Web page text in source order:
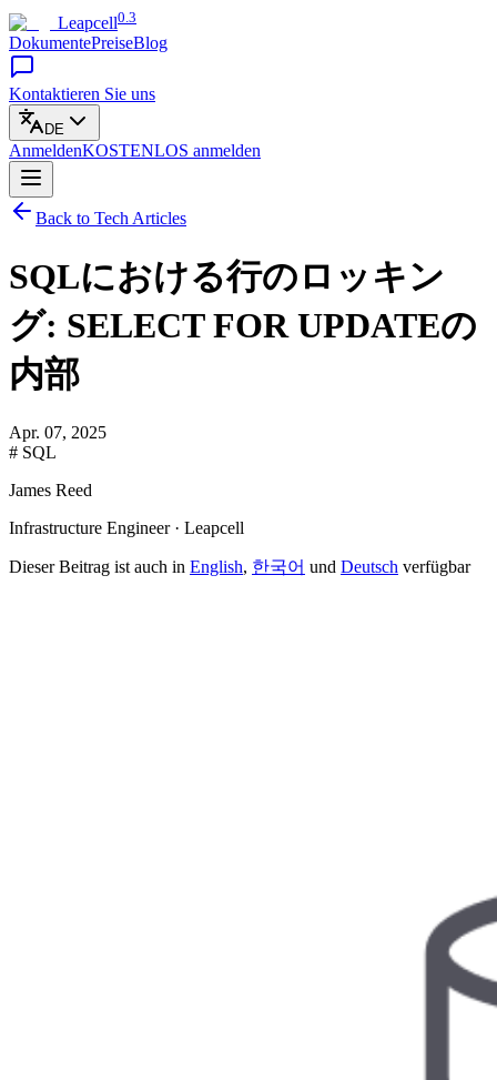
Leapcell0.3
DokumentePreiseBlog
Kontaktieren Sie uns
DE
AnmeldenKOSTENLOS anmelden
Back to Tech Articles
SQLにおける行のロッキン
グ: SELECT FOR UPDATEの
内部
Apr. 07, 2025
# SQL
James Reed
Infrastructure Engineer · Leapcell
Dieser Beitrag ist auch in English, 한국어 und Deutsch verfügbar